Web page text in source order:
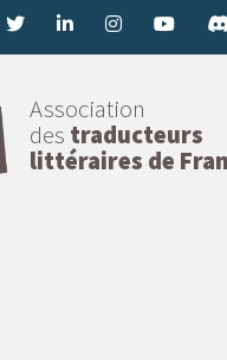
Association
des traducteurs
littéraires de